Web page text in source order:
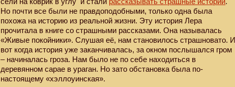
Но почти все были не правдоподобными, только одна была
похожа на историю из реальной жизни. Эту история Лера
прочитала в книге со страшными рассказами. Она называлась
«Живые покойники». Слушая её, нам становилось страшновато. И
вот когда история уже заканчивалась, за окном послышался гром
– начиналась гроза. Нам было не по себе находиться в
деревянном сарае в ураган. Но зато обстановка была по-
настоящему «хэллоуинская».